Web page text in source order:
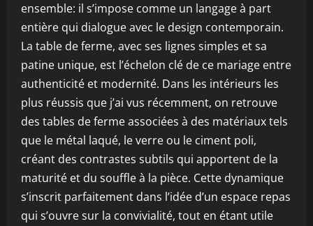
ensemble: il s’impose comme un langage à part
entière qui dialogue avec le design contemporain.
La table de ferme, avec ses lignes simples et sa
patine unique, est l’échelon clé de ce mariage entre
authenticité et modernité. Dans les intérieurs les
plus réussis que j’ai vus récemment, on retrouve
des tables de ferme associées à des matériaux tels
que le métal laqué, le verre ou le ciment poli,
créant des contrastes subtils qui apportent de la
maturité et du souffle à la pièce. Cette dynamique
s’inscrit parfaitement dans l’idée d’un espace repas
qui s’ouvre sur la convivialité, tout en étant utile